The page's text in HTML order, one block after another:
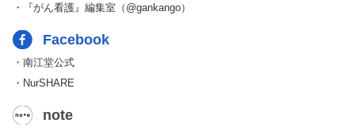
・『がん看護』編集室（@gankango）
Facebook
・南江堂公式
・NurSHARE
note